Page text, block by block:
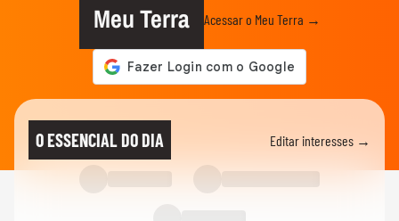
Meu Terra Acessar o Meu Terra →
O ESSENCIAL DO DIA Editar interesses →